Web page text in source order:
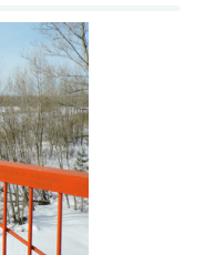
дни – непромокаемые
но и подошла